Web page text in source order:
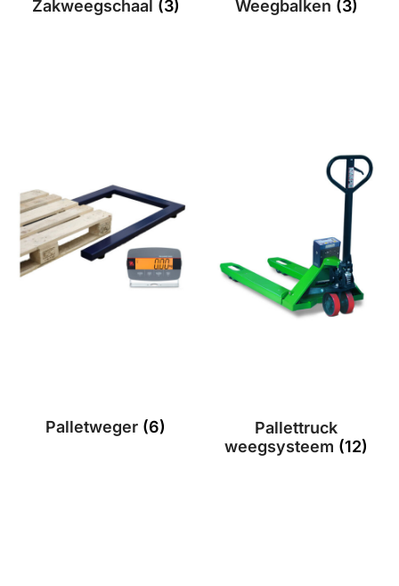
Zakweegschaal (3) Weegbalken (3)
Palletweger (6)
Pallettruck
weegsysteem (12)